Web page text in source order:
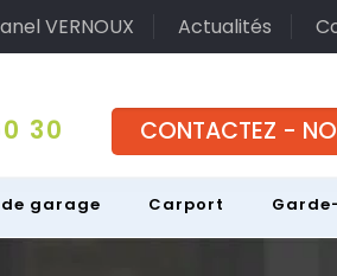
VERNOUX Actualités
garage Carport
30 CONTACTEZ -